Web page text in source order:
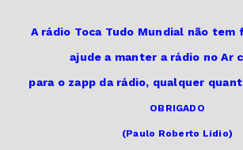
A rádio Toca Tudo Mundial não
ajude a manter a rádio no Ar
para o zapp da rádio, qualquer
OBRIGADO
(Paulo Roberto Lidio)